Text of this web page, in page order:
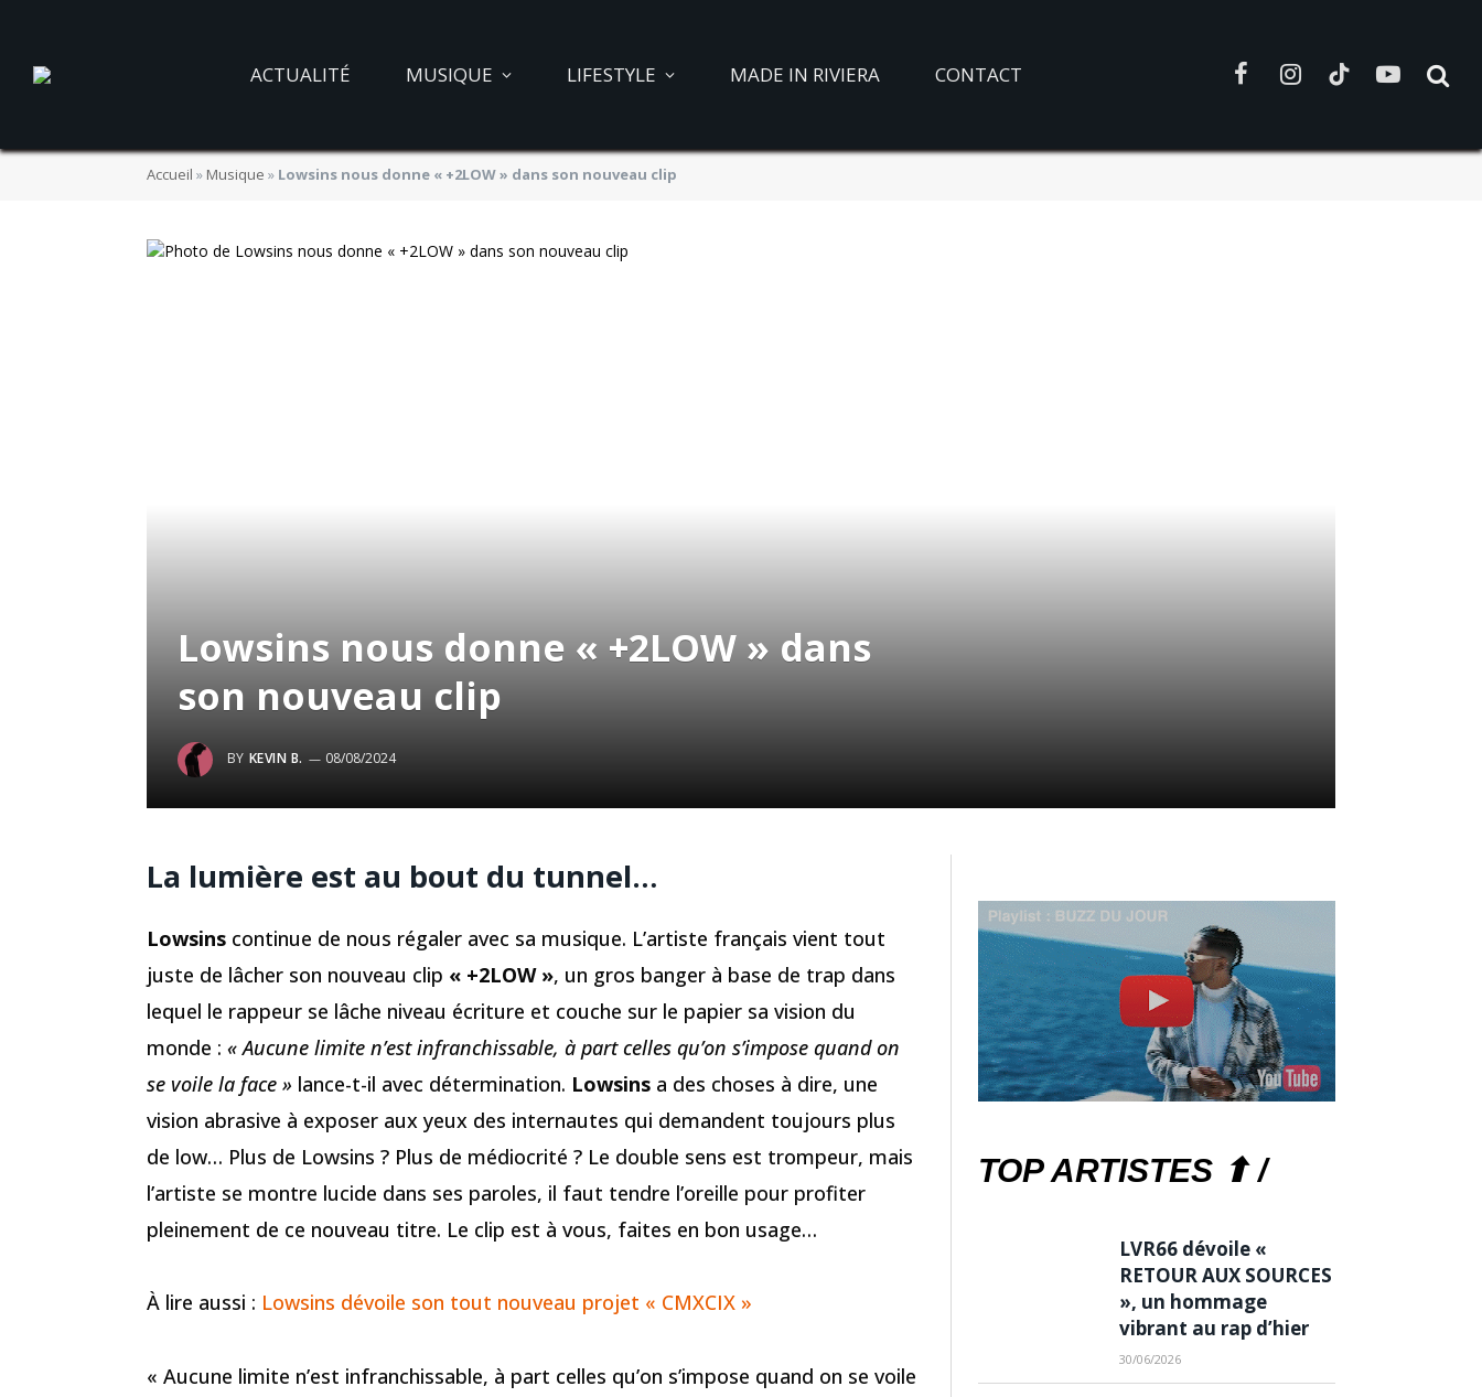
ACTUALITÉ MUSIQUE LIFESTYLE MADE IN RIVIERA CONTACT FacebookInstagramTikTokYouTube
Accueil » Musique » Lowsins nous donne « +2LOW » dans son nouveau clip
Lowsins nous donne « +2LOW » dans
son nouveau clip
BY KEVIN B. 08/08/2024
La lumière est au bout du tunnel…
Lowsins continue de nous régaler avec sa musique. L’artiste français vient tout
juste de lâcher son nouveau clip « +2LOW », un gros banger à base de trap dans
lequel le rappeur se lâche niveau écriture et couche sur le papier sa vision du
monde : « Aucune limite n’est infranchissable, à part celles qu’on s’impose quand on
se voile la face » lance-t-il avec détermination. Lowsins a des choses à dire, une
vision abrasive à exposer aux yeux des internautes qui demandent toujours plus
de low… Plus de Lowsins ? Plus de médiocrité ? Le double sens est trompeur, mais
l’artiste se montre lucide dans ses paroles, il faut tendre l’oreille pour profiter
pleinement de ce nouveau titre. Le clip est à vous, faites en bon usage…
À lire aussi : Lowsins dévoile son tout nouveau projet « CMXCIX »
« Aucune limite n’est infranchissable, à part celles qu’on s’impose quand on se voile
TOP ARTISTES ⬆ /
LVR66 dévoile «
RETOUR AUX SOURCES
», un hommage
vibrant au rap d’hier
30/06/2026